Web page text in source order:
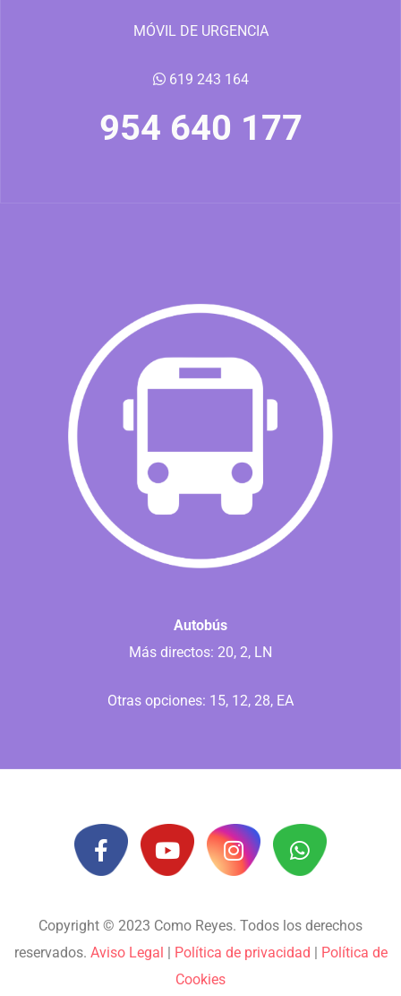
MÓVIL DE URGENCIA
619 243 164
954 640 177
Autobús
Más directos: 20, 2, LN
Otras opciones: 15, 12, 28, EA
Copyright © 2023 Como Reyes. Todos los derechos
reservados. Aviso Legal Política de privacidad
Política de
Cookies